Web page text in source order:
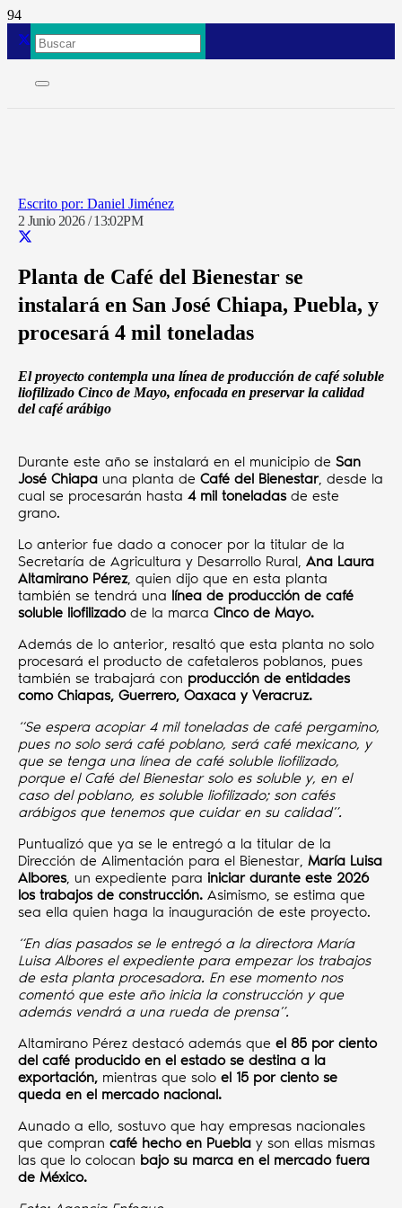
Daniel Jiménez
2 Junio 2026 / 13:02PM
Planta de Café del Bienestar se
instalará en San José Chiapa, Puebla, y
procesará 4 mil toneladas
El proyecto contempla una línea de producción de café soluble
liofilizado Cinco de Mayo, enfocada en preservar la calidad
del café arábigo
Durante este año se instalará en el municipio de San
José Chiapa una planta de Café del Bienestar, desde la
cual se procesarán hasta 4 mil toneladasde este
grano.
Lo anterior fue dado a conocer por la titular de la
Secretaría de Agricultura y Desarrollo Rural, Ana Laura
Altamirano Pérez, quien dijo que en esta planta
también se tendrá una línea de producción de café
soluble liofilizadode la marca Cinco de Mayo.
Además de lo anterior, resaltó que esta planta no solo
procesará el producto de cafetaleros poblanos, pues
también se trabajará con producción de entidades
como Chiapas, Guerrero, Oaxaca y Veracruz.
“Se espera acopiar 4 mil toneladas de café pergamino,
pues no solo será café poblano, será café mexicano, y
que se tenga una línea de café soluble liofilizado,
porque el Café del Bienestar solo es soluble y, en el
caso del poblano, es soluble liofilizado; son cafés
arábigos que tenemos que cuidar en su calidad”.
Puntualizó que ya se le entregó a la titular de la
Dirección de Alimentación para el Bienestar, María Luisa
Albores, un expediente para iniciar durante este 2026
los trabajos de construcción. Asimismo, se estima que
sea ella quien haga la inauguración de este proyecto.
“En días pasados se le entregó a la directora María
Luisa Albores el expediente para empezar los trabajos
de esta planta procesadora. En ese momento nos
comentó que este año inicia la construcción y que
además vendrá a una rueda de prensa”.
Altamirano Pérez destacó además que el 85 por ciento
del café producido en el estado se destina a la
exportación, mientras que solo el 15 por ciento se
queda en el mercado nacional.
Aunado a ello, sostuvo que hay empresas nacionales
que compran café hecho en Puebla y son ellas mismas
las que lo colocan bajo su marca en el mercado fuera
de México.